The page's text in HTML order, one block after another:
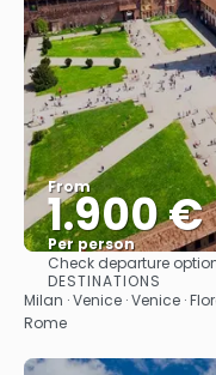
From
1.900 €
Per person
Check departure
DESTINATIONS
Milan · Venice · Venice ·
Rome